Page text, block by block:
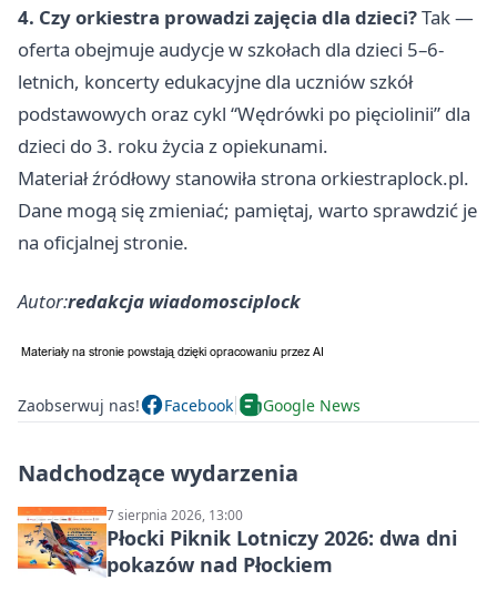
4. Czy orkiestra prowadzi zajęcia dla dzieci?Tak —
oferta obejmuje audycje w szkołach dla dzieci 5–6-
letnich, koncerty edukacyjne dla uczniów szkół
podstawowych oraz cykl “Wędrówki po pięciolinii” dla
dzieci do 3. roku życia z opiekunami.
Materiał źródłowy stanowiła strona orkiestraplock.pl.
Dane mogą się zmieniać; pamiętaj, warto sprawdzić je
na oficjalnej stronie.
Autor:redakcja wiadomosciplock
Zaobserwuj nas! Facebook Google News
Nadchodzące wydarzenia
7 sierpnia 2026, 13:00
Płocki Piknik Lotniczy 2026: dwa dni
pokazów nad Płockiem